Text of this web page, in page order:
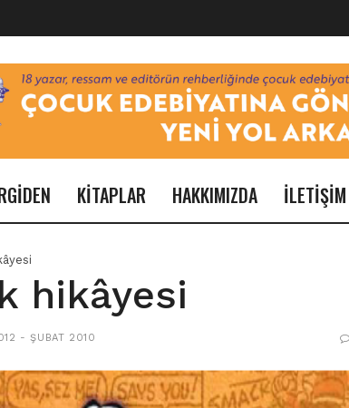
KİTAPLAR HAKKIMIZDA İLETİŞİM
hikâyesi
- ŞUBAT 2010